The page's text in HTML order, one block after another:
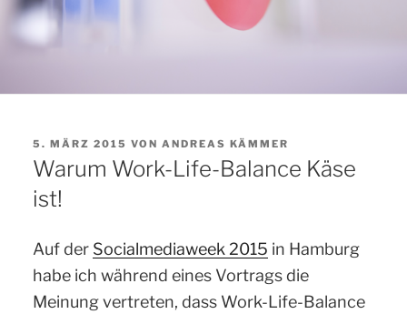
VERÖFFENTLICHT
AM
5. MÄRZ 2015 VON ANDREAS KÄMMER
Warum Work-Life-Balance Käse
ist!
Auf der Socialmediaweek 2015 in Hamburg
habe ich während eines Vortrags die
Meinung vertreten, dass Work-Life-Balance